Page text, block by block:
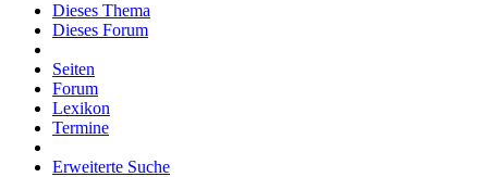
Dieses Thema
Dieses Forum
Seiten
Forum
Lexikon
Termine
Erweiterte Suche